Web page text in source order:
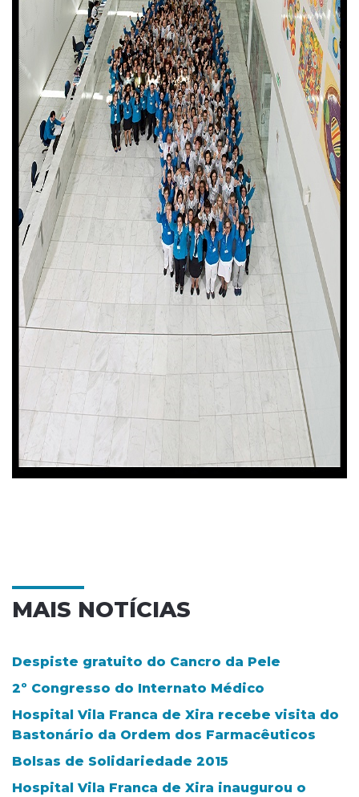
MAIS NOTÍCIAS
Despiste gratuito do Cancro da Pele
2º Congresso do Internato Médico
Hospital Vila Franca de Xira recebe visita do
Bastonário da Ordem dos Farmacêuticos
Bolsas de Solidariedade 2015
Hospital Vila Franca de Xira inaugurou o